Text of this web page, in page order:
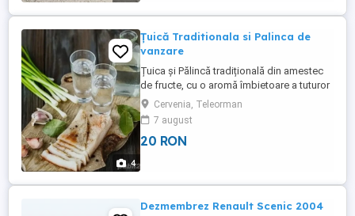
4
Țuică Traditionala si Palinca de
vanzare
Țuica și Pălincă tradițională din amestec
de fructe, cu o aromă îmbietoare a tuturor
fructelor ce se găsesc în zona noastră,
judetul Teleorman comuna Cervenia, avem
țuică de la 35 -42grade, 20 de lei palincă
de 60-65grade, 30 de lei alcoolemia, si
Cervenia, Teleorman
7 august
20 RON
Dezmembrez Renault Scenic 2004